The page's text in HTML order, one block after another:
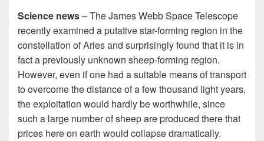
Science news– The James Webb Space Telescope
recently examined a putative star-forming region in the
constellation of Aries and surprisingly found that it is in
fact a previously unknown sheep-forming region.
However, even if one had a suitable means of transport
to overcome the distance of a few thousand light years,
the exploitation would hardly be worthwhile, since
such a large number of sheep are produced there that
prices here on earth would collapse dramatically.